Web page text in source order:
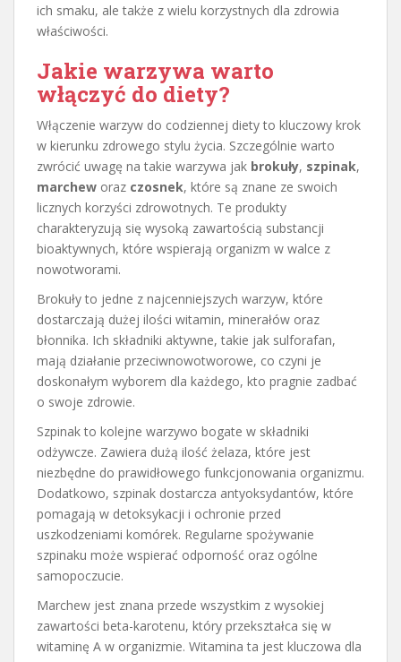
ich smaku, ale także z wielu korzystnych dla zdrowia
właściwości.
Jakie warzywa warto
włączyć do diety?
Włączenie warzyw do codziennej diety to kluczowy krok
w kierunku zdrowego stylu życia. Szczególnie warto
zwrócić uwagę na takie warzywa jak brokuły, szpinak,
marchew oraz czosnek, które są znane ze swoich
licznych korzyści zdrowotnych. Te produkty
charakteryzują się wysoką zawartością substancji
bioaktywnych, które wspierają organizm w walce z
nowotworami.
Brokuły to jedne z najcenniejszych warzyw, które
dostarczają dużej ilości witamin, minerałów oraz
błonnika. Ich składniki aktywne, takie jak sulforafan,
mają działanie przeciwnowotworowe, co czyni je
doskonałym wyborem dla każdego, kto pragnie zadbać
o swoje zdrowie.
Szpinak to kolejne warzywo bogate w składniki
odżywcze. Zawiera dużą ilość żelaza, które jest
niezbędne do prawidłowego funkcjonowania organizmu.
Dodatkowo, szpinak dostarcza antyoksydantów, które
pomagają w detoksykacji i ochronie przed
uszkodzeniami komórek. Regularne spożywanie
szpinaku może wspierać odporność oraz ogólne
samopoczucie.
Marchew jest znana przede wszystkim z wysokiej
zawartości beta-karotenu, który przekształca się w
witaminę A w organizmie. Witamina ta jest kluczowa dla